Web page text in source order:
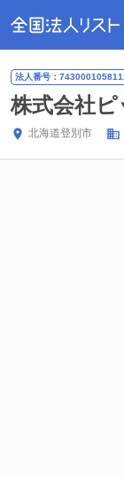
法人番号：
株式会社ピ
北海道登別市